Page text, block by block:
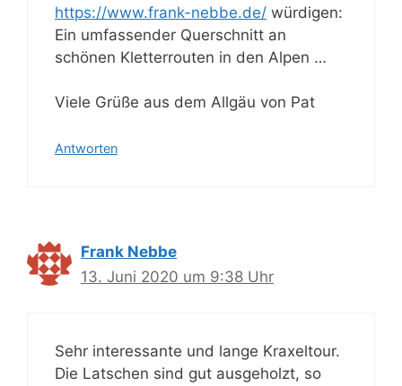
https://www.frank-nebbe.de/ würdigen:
Ein umfassender Querschnitt an
schönen Kletterrouten in den Alpen …
Viele Grüße aus dem Allgäu von Pat
Antworten
Frank Nebbe
13. Juni 2020 um 9:38 Uhr
Sehr interessante und lange Kraxeltour.
Die Latschen sind gut ausgeholzt, so